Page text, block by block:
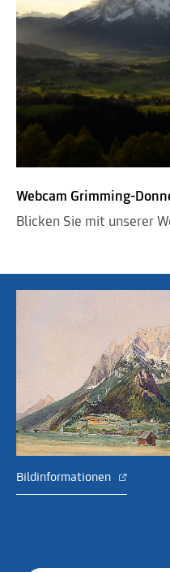
Webcam Grimming-
Blicken Sie mit unserer
Bildinformationen